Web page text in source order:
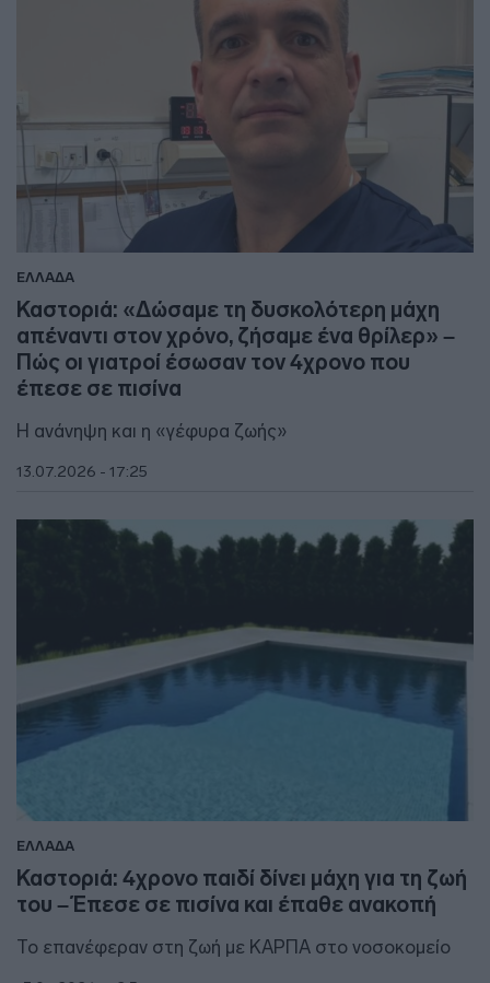
ΕΛΛΑΔΑ
Καστοριά: «Δώσαμε τη δυσκολότερη μάχη
απέναντι στον χρόνο, ζήσαμε ένα θρίλερ» –
Πώς οι γιατροί έσωσαν τον 4χρονο που
έπεσε σε πισίνα
Η ανάνηψη και η «γέφυρα ζωής»
13.07.2026 - 17:25
ΕΛΛΑΔΑ
Καστοριά: 4χρονο παιδί δίνει μάχη για τη ζωή
του – Έπεσε σε πισίνα και έπαθε ανακοπή
Το επανέφεραν στη ζωή με ΚΑΡΠΑ στο νοσοκομείο